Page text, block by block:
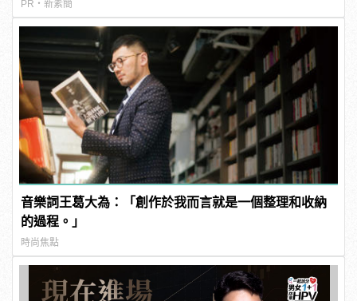
PR・新素簡
音樂詞王葛大為：「創作於我而言就是一個整理和收納
的過程。」
時尚焦點